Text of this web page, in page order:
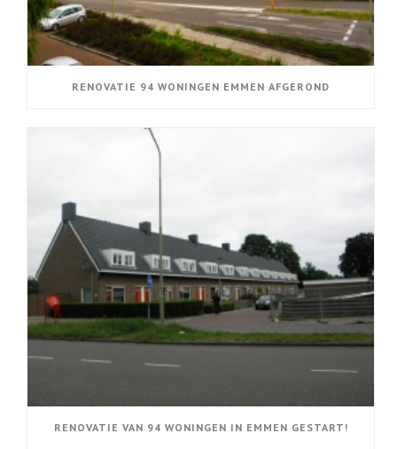
RENOVATIE 94 WONINGEN EMMEN AFGEROND
RENOVATIE VAN 94 WONINGEN IN EMMEN GESTART!